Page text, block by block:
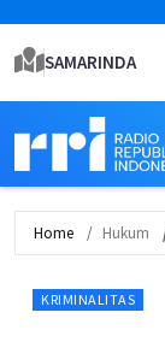
SAMARINDA
Home Hukum
KRIMINALITAS